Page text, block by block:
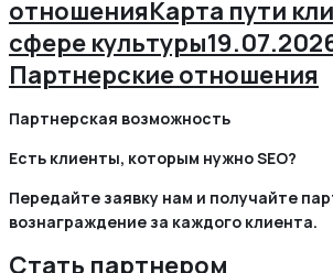
отношенияКарта пути
сфере культуры
Партнерские отношения
Партнерская возможность
Есть клиенты, которым нужно SEO?
Передайте заявку нам и получайте
вознаграждение за каждого клиента.
Стать партнером